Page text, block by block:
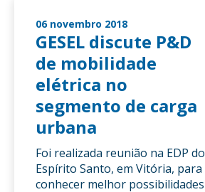
06 novembro 2018
GESEL discute P&D
de mobilidade
elétrica no
segmento de carga
urbana
Foi realizada reunião na EDP do
Espírito Santo, em Vitória, para
conhecer melhor possibilidades